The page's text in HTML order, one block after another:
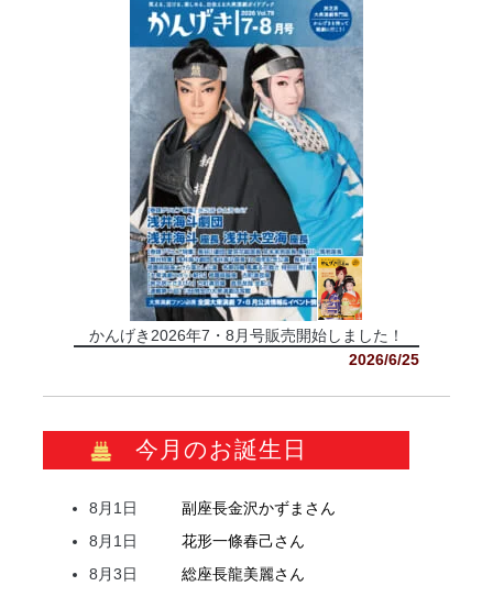
かんげき2026年7・8月号販売開始しました！
2026/6/25
今月のお誕生日
8月1日 副座長金沢かずま さん
8月1日
花形一條春己さん
8月3日
総座長龍美麗さん